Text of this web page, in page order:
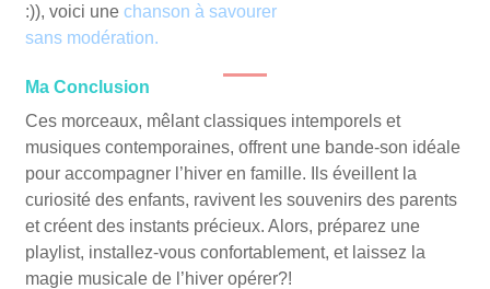
:)), voici une chanson à savourer
sans modération.
Ma Conclusion
Ces morceaux, mêlant classiques intemporels et
musiques contemporaines, offrent une bande-son idéale
pour accompagner l’hiver en famille. Ils éveillent la
curiosité des enfants, ravivent les souvenirs des parents
et créent des instants précieux. Alors, préparez une
playlist, installez-vous confortablement, et laissez la
magie musicale de l’hiver opérer?!